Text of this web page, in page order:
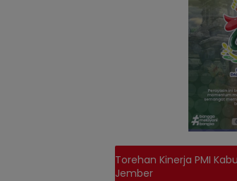
Torehan Kinerja PMI
Jember